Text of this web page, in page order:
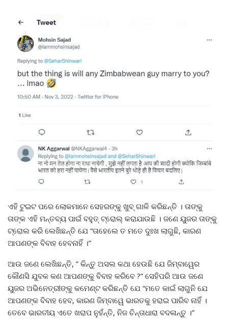
ଏହି ଟୁଇଟ ପରେ ଲୋକମାନେ ସେହରଙ୍କୁ ଖୁବ୍ ଗାଳି କରିଛନ୍ତି । ତାଙ୍କୁ
ତାଙ୍କ ଏହି ମନ୍ତବ୍ୟ ପାଇଁ ବହୁତ୍ ଟ୍ରୋଲ୍ କରାଯାଉଛି । ଜଣେ ୟୁଜର ତାଙ୍କୁ
ଟ୍ରୋଲ କରି ଲେଖିଛନ୍ତି ଯେ “ତାହେଲେ ତ ମତେ ଦୁଃଖ ଲାଗୁଛି, କାରଣ
ଆପଣଙ୍କ ବିବାହ ହେବନାହିଁ ।”
ଆଉ ଜଣେ ଲେଖିଛନ୍ତି, ” କିନ୍ତୁ ଅସଲ କଥା ହେଉଛି ଯେ ଜିମ୍ବାୱେର
କୌଣସି ଯୁବକ କଣ ଆପଣଙ୍କୁ ବିବାହ କରିବେ ?” ସେହିପରି ଆଉ ଜଣେ
ୟୁଜର ଅଭିନେତ୍ରୀଙ୍କୁ କମେଣ୍ଟ କରିଛନ୍ତି ଯେ “ମତେ କାଇଁ ଲାଗୁନି ଯେ
ଆପଣଙ୍କ ବିବାହ ହେବ, କାରଣ ଜିମ୍ବାୱେ ଭାରତକୁ ହରାଇ ପାରିବ ନାହିଁ ।
ତେବେ ଭାରତୀୟ ଏତେ ଖରାପ ନୁହଁନ୍ତି, ନିଜ ଚିନ୍ତାଧାରା ବଦଳାନ୍ତୁ ।”